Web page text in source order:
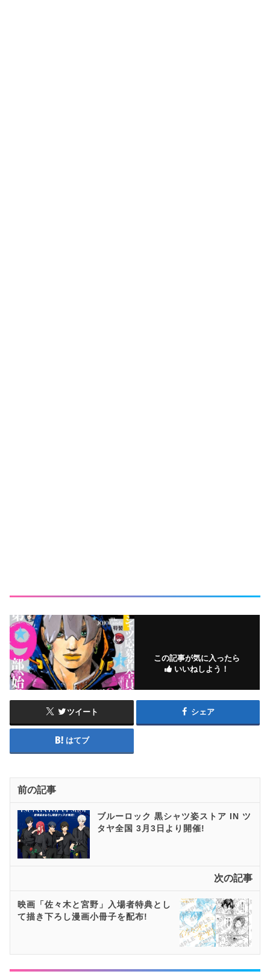
この記事が気に入ったら
いいねしよう！
ツイート シェア
はてブ
前の記事
ブルーロック 黒シャツ姿ストア IN ツ
タヤ全国 3月3日より開催!
次の記事
映画「佐々木と宮野」入場者特典とし
て描き下ろし漫画小冊子を配布!